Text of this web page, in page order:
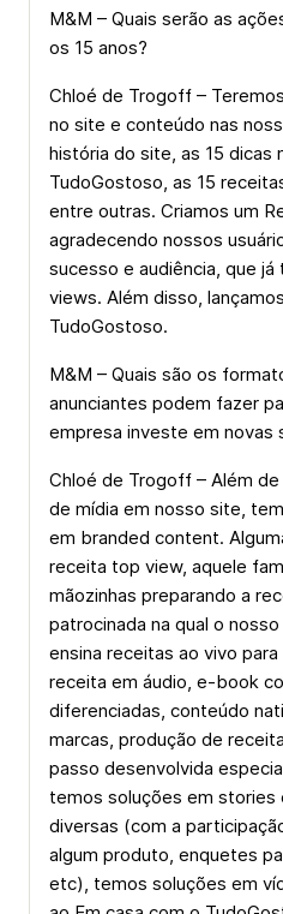
M&M – Quais serão as
os 15 anos?
Chloé de Trogoff –
no site e conteúdo nas
história do site, as 15 dicas
TudoGostoso, as 15
entre outras. Criamos um
agradecendo nossos
sucesso e audiência, que
views. Além disso,
TudoGostoso.
M&M – Quais são os
anunciantes podem fazer
empresa investe em novas
Chloé de Trogoff – Além
de mídia em nosso site,
em branded content.
receita top view, aquele
mãozinhas preparando a
patrocinada na qual o
ensina receitas ao vivo
receita em áudio, e-book
diferenciadas, conteúdo
marcas, produção de
passo desenvolvida
temos soluções em stories
diversas (com a
algum produto, enquetes
etc), temos soluções em